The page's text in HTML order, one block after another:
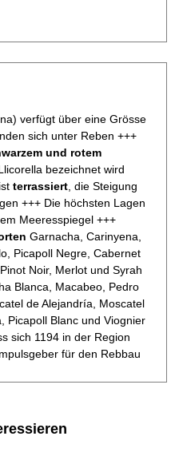
verfügt über eine Grösse
sich unter Reben +++
und rotem
bezeichnet wird
terrassiert , die Steigung
+++ Die höchsten Lagen
Meeresspiegel +++
Garnacha, Carinyena,
Picapoll Negre, Cabernet
Noir, Merlot und Syrah
Blanca, Macabeo, Pedro
de Alejandría, Moscatel
Picapoll Blanc und Viognier
sich 1194 in der Region
für den Rebbau